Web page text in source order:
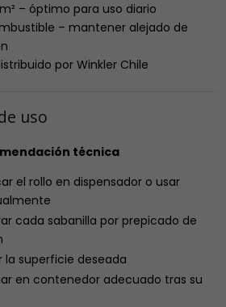
m² – óptimo para uso diario
– mantener alejado de
por Winkler Chile
uso
técnica
el rollo en dispensador o usar
cada sabanilla por prepicado de
la superficie deseada
en contenedor adecuado tras su